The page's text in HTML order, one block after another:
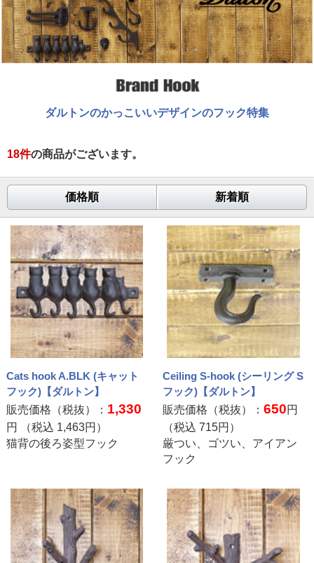
ダルトンのかっこいいデザインのフック特集
18件の商品がございます。
価格順 新着順
Cats hook A.BLK (キャット
フック)【ダルトン】
販売価格（税抜）： 1,330
円 （税込 1,463円）
猫背の後ろ姿型フック
Ceiling S-hook (シーリング S
フック)【ダルトン】
販売価格（税抜）：650円
（税込715円）
厳つい、ゴツい、アイアン
フック